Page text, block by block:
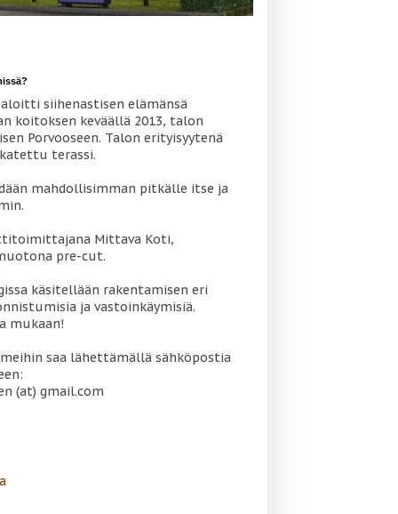
siihenastisen elämänsä
koitoksen keväällä 2013, talon
Porvooseen. Talon erityisyytenä
terassi.
mahdollisimman pitkälle itse ja
Mittava Koti,
pre-cut.
käsitellään rakentamisen eri
ja vastoinkäymisiä.
mukaan!
saa lähettämällä sähköpostia
(at) gmail.com